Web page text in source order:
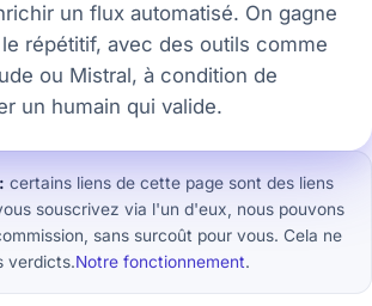
un flux automatisé. On gagne
répétitif, avec des outils comme
ou Mistral, à condition de
un humain qui valide.
certains liens de cette page sont des liens
souscrivez via l'un d'eux, nous pouvons
sans surcoût pour vous. Cela ne
verdicts.Notre fonctionnement.